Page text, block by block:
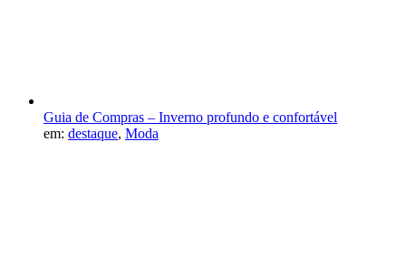
Guia de Compras – Inverno profundo e confortável
em: destaque, Moda